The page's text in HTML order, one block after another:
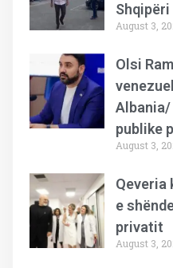
Shqipëri
August 3,
Olsi
Albania/
publike
August 3,
Qeveria
e
privatit
August 3,